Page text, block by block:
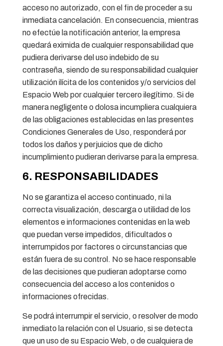
acceso no autorizado, con el fin de proceder a su
inmediata cancelación. En consecuencia, mientras
no efectúe la notificación anterior, la empresa
quedará eximida de cualquier responsabilidad que
pudiera derivarse del uso indebido de su
contraseña, siendo de su responsabilidad cualquier
utilización ilícita de los contenidos y/o servicios del
Espacio Web por cualquier tercero ilegítimo. Si de
manera negligente o dolosa incumpliera cualquiera
de las obligaciones establecidas en las presentes
Condiciones Generales de Uso, responderá por
todos los daños y perjuicios que de dicho
incumplimiento pudieran derivarse para la empresa.
6. RESPONSABILIDADES
No se garantiza el acceso continuado, ni la
correcta visualización, descarga o utilidad de los
elementos e informaciones contenidas en la web
que puedan verse impedidos, dificultados o
interrumpidos por factores o circunstancias que
están fuera de su control. No se hace responsable
de las decisiones que pudieran adoptarse como
consecuencia del acceso a los contenidos o
informaciones ofrecidas.
Se podrá interrumpir el servicio, o resolver de modo
inmediato la relación con el Usuario, si se detecta
que un uso de su Espacio Web, o de cualquiera de